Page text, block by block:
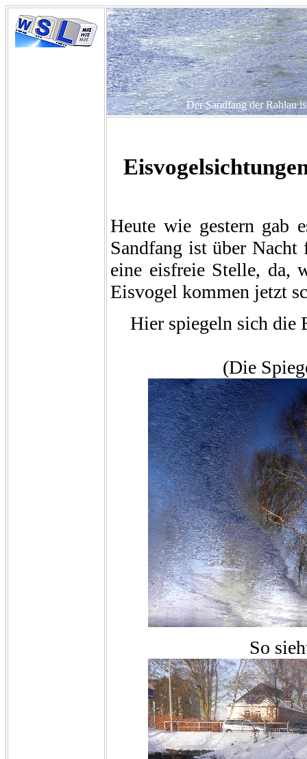
Der Sandfang der Rahlau
Heute wie gestern gab
Sandfang ist über
eine eisfreie Stelle, da,
Eisvogel kommen jetzt
Hier spiegeln sich die
(Die
So